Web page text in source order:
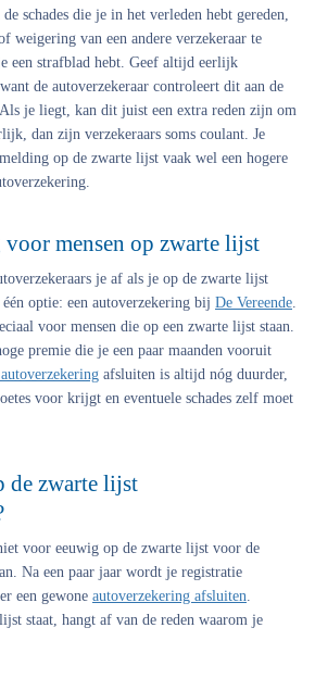
schades die je in het verleden hebt gereden,
weigering van een andere verzekeraar te
een strafblad hebt. Geef altijd eerlijk
de autoverzekeraar controleert dit aan de
je liegt, kan dit juist een extra reden zijn om
dan zijn verzekeraars soms coulant. Je
op de zwarte lijst vaak wel een hogere
mensen op zwarte lijst
je af als je op de zwarte lijst
optie: een autoverzekering bij De Vereende.
voor mensen die op een zwarte lijst staan.
premie die je een paar maanden vooruit
afsluiten is altijd nóg duurder,
voor krijgt en eventuele schades zelf moet
de zwarte lijst
voor eeuwig op de zwarte lijst voor de
Na een paar jaar wordt je registratie
een gewone autoverzekering afsluiten.
staat, hangt af van de reden waarom je